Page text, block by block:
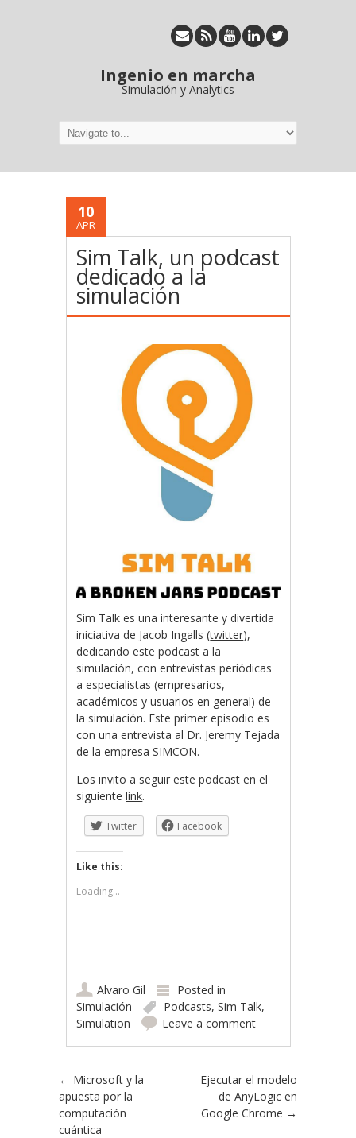
Ingenio en marcha
Simulación y Analytics
10
APR
Sim Talk, un podcast
dedicado a la
simulación
Sim Talk es una interesante y divertida
iniciativa de Jacob Ingalls (twitter),
dedicando este podcast a la
simulación, con entrevistas periódicas
a especialistas (empresarios,
académicos y usuarios en general) de
la simulación. Este primer episodio es
con una entrevista al Dr. Jeremy Tejada
de la empresaSIMCON.
Los invito a seguir este podcast en el
siguientelink.
Twitter Facebook
Like this:
Loading...
Alvaro Gil
Posted in
Simulación
Podcasts,Sim Talk,
Simulation
Leave a comment
Post navigation
← Microsoft y la
apuesta por la
computación
cuántica
Ejecutar el modelo
de AnyLogic en
Google Chrome →